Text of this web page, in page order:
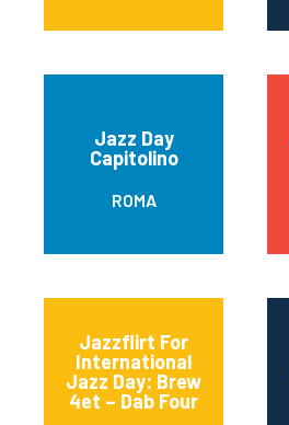
Jazz Day
Capitolino
ROMA
Jazzflirt For
International
Jazz Day: Brew
4et – Dab Four